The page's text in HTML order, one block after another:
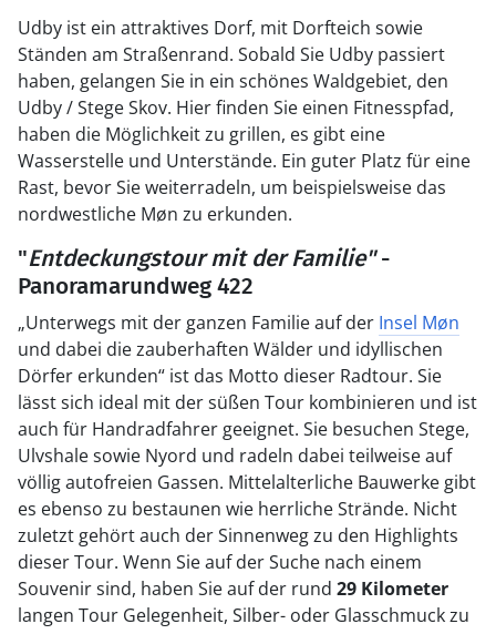
Udby ist ein attraktives Dorf, mit Dorfteich sowie
Ständen am Straßenrand. Sobald Sie Udby passiert
haben, gelangen Sie in ein schönes Waldgebiet, den
Udby / Stege Skov. Hier finden Sie einen Fitnesspfad,
haben die Möglichkeit zu grillen, es gibt eine
Wasserstelle und Unterstände. Ein guter Platz für eine
Rast, bevor Sie weiterradeln, um beispielsweise das
nordwestliche Møn zu erkunden.
"Entdeckungstour mit der Familie"-
Panoramarundweg 422
„Unterwegs mit der ganzen Familie auf der Insel Møn
und dabei die zauberhaften Wälder und idyllischen
Dörfer erkunden“ ist das Motto dieser Radtour. Sie
lässt sich ideal mit der süßen Tour kombinieren und ist
auch für Handradfahrer geeignet. Sie besuchen Stege,
Ulvshale sowie Nyord und radeln dabei teilweise auf
völlig autofreien Gassen. Mittelalterliche Bauwerke gibt
es ebenso zu bestaunen wie herrliche Strände. Nicht
zuletzt gehört auch der Sinnenweg zu den Highlights
dieser Tour. Wenn Sie auf der Suche nach einem
Souvenir sind, haben Sie auf der rund 29 Kilometer
langen Tour Gelegenheit, Silber- oder Glasschmuck zu